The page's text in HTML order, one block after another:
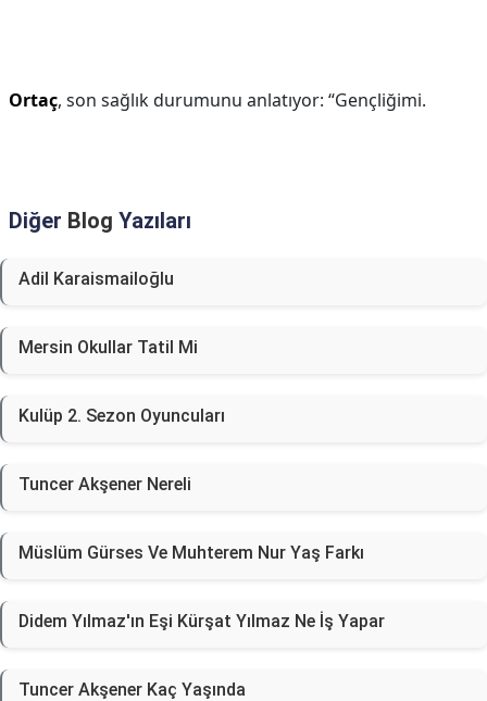
Ortaç, son sağlık durumunu anlatıyor: “Gençliğimi.
Diğer Blog Yazıları
Adil Karaismailoğlu
Mersin Okullar Tatil Mi
Kulüp 2. Sezon Oyuncuları
Tuncer Akşener Nereli
Müslüm Gürses Ve Muhterem Nur Yaş Farkı
Didem Yılmaz'ın Eşi Kürşat Yılmaz Ne İş Yapar
Tuncer Akşener Kaç Yaşında